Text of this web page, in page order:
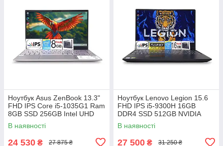
Ноутбук Asus ZenBook 13.3"
FHD IPS Core i5-1035G1 Ram
8GB SSD 256GB Intel UHD
Graphics
В наявності
24 530 ₴ 27 875 ₴
Ноутбук Lenovo Legion 15.6
FHD IPS i5-9300H 16GB
DDR4 SSD 512GB NVIDIA
GTX1650
В наявності
27 500 ₴ 31 250 ₴